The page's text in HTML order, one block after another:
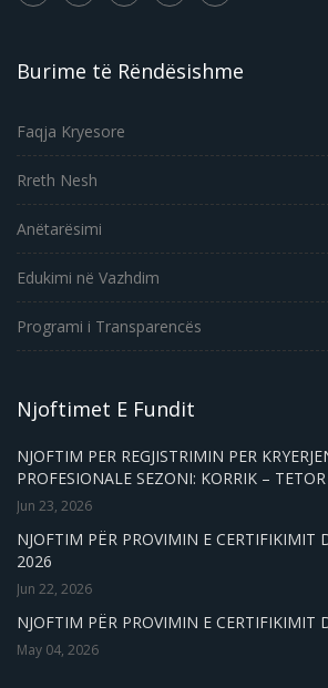
Burime të Rëndësishme
Faqja Kryesore
Rreth Nesh
Anëtarësimi
Edukimi në Vazhdim
Programi i Transparencës
Njoftimet E Fundit
NJOFTIM PER REGJISTRIMIN PER
PROFESIONALE SEZONI: KORRIK –
Jun 23, 2026
NJOFTIM PËR PROVIMIN E CERTIFIKIMIT
2026
Jun 22, 2026
NJOFTIM PËR PROVIMIN E CERTIFIKIMIT
May 04, 2026